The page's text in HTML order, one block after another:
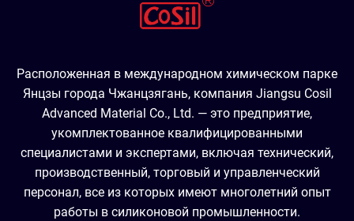
Расположенная в международном химическом парке
Янцзы города Чжанцзягань, компания Jiangsu Cosil
Advanced Material Co., Ltd. — это предприятие,
укомплектованное квалифицированными
специалистами и экспертами, включая технический,
производственный, торговый и управленческий
персонал, все из которых имеют многолетний опыт
работы в силиконовой промышленности.